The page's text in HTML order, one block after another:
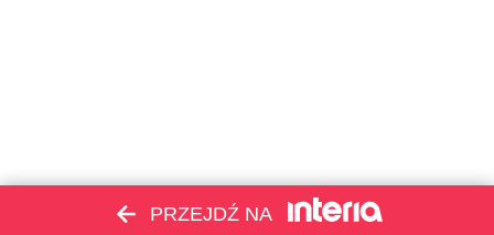
PRZEJDŹ NA